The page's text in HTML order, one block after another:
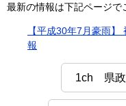
最新の情報は下記ページで
【平成30年7月豪雨
報
1ch 県政